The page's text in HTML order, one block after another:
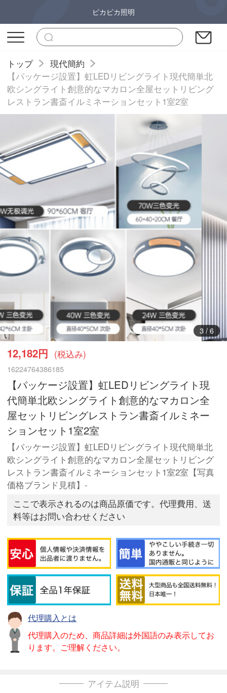
ピカピカ照明
トップ
現代簡約
【パッケージ設置】虹LEDリビングライト現代簡単北
欧シングライト創意的なマカロン全屋セットリビング
レストラン書斎イルミネーションセット1室2室
3/ 6
12,182円 (税込み)
16224764386185
【パッケージ設置】虹LEDリビングライト現
代簡単北欧シングライト創意的なマカロン全
屋セットリビングレストラン書斎イルミネー
ションセット1室2室
【パッケージ設置】虹LEDリビングライト現代簡単北
欧シングライト創意的なマカロン全屋セットリビング
レストラン書斎イルミネーションセット1室2室【写真
価格ブランド見積】-
ここで表示されるのは商品原価です。代理費用、送
料等はお問い合わせください
代理購入とは
代理購入のため、商品詳細は外国語のみ表示してお
ります。ご理解ください。
アイテム説明